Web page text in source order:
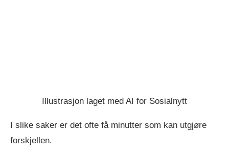
Illustrasjon laget med AI for Sosialnytt
I slike saker er det ofte få minutter som kan utgjøre
forskjellen.